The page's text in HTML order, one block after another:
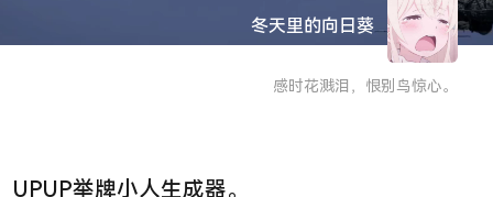
冬天里的向日葵
感时花溅泪，恨别鸟惊心。
UPUP举牌小人生成器。